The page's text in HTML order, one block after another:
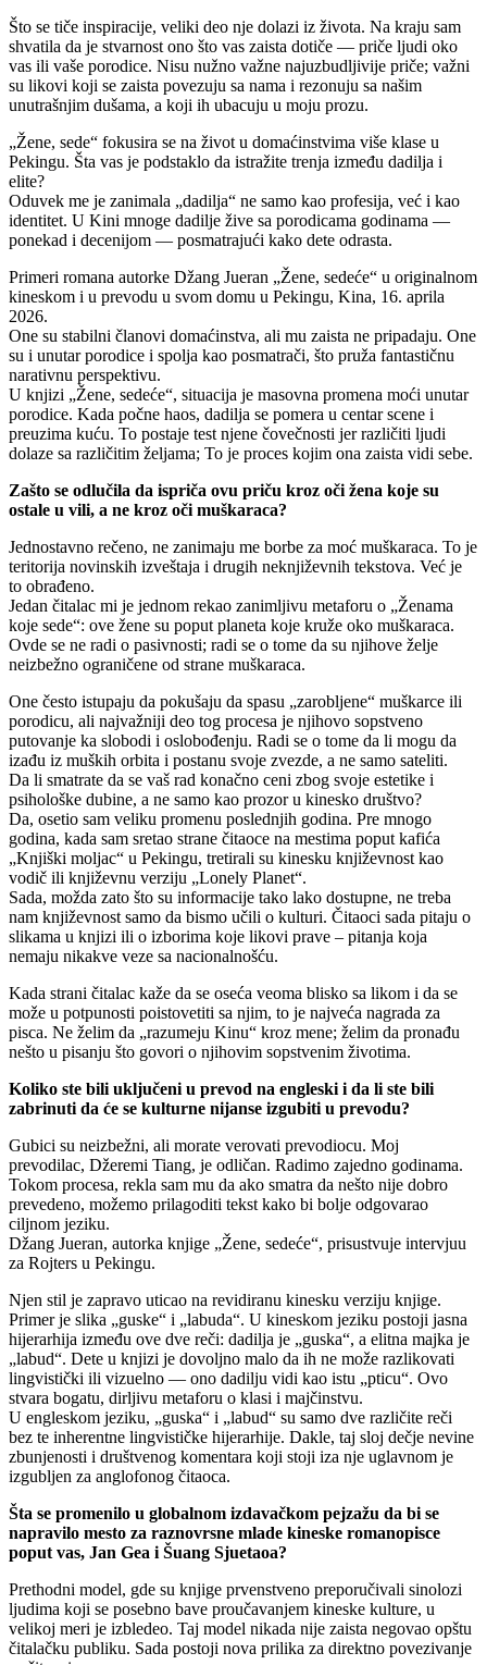
Što se tiče inspiracije, veliki deo nje dolazi iz života. Na kraju sam
shvatila da je stvarnost ono što vas zaista dotiče — priče ljudi oko
vas ili vaše porodice. Nisu nužno važne najuzbudljivije priče; važni
su likovi koji se zaista povezuju sa nama i rezonuju sa našim
unutrašnjim dušama, a koji ih ubacuju u moju prozu.
„Žene, sede“ fokusira se na život u domaćinstvima više klase u
Pekingu. Šta vas je podstaklo da istražite trenja između dadilja i
elite?
Oduvek me je zanimala „dadilja“ ne samo kao profesija, već i kao
identitet. U Kini mnoge dadilje žive sa porodicama godinama —
ponekad i decenijom — posmatrajući kako dete odrasta.
Primeri romana autorke Džang Jueran „Žene, sedeće“ u originalnom
kineskom i u prevodu u svom domu u Pekingu, Kina, 16. aprila
2026.
One su stabilni članovi domaćinstva, ali mu zaista ne pripadaju. One
su i unutar porodice i spolja kao posmatrači, što pruža fantastičnu
narativnu perspektivu.
U knjizi „Žene, sedeće“, situacija je masovna promena moći unutar
porodice. Kada počne haos, dadilja se pomera u centar scene i
preuzima kuću. To postaje test njene čovečnosti jer različiti ljudi
dolaze sa različitim željama; To je proces kojim ona zaista vidi sebe.
Zašto se odlučila da ispriča ovu priču kroz oči žena koje su
ostale u vili, a ne kroz oči muškaraca?
Jednostavno rečeno, ne zanimaju me borbe za moć muškaraca. To je
teritorija novinskih izveštaja i drugih neknjiževnih tekstova. Već je
to obrađeno.
Jedan čitalac mi je jednom rekao zanimljivu metaforu o „Ženama
koje sede“: ove žene su poput planeta koje kruže oko muškaraca.
Ovde se ne radi o pasivnosti; radi se o tome da su njihove želje
neizbežno ograničene od strane muškaraca.
One često istupaju da pokušaju da spasu „zarobljene“ muškarce ili
porodicu, ali najvažniji deo tog procesa je njihovo sopstveno
putovanje ka slobodi i oslobođenju. Radi se o tome da li mogu da
izađu iz muških orbita i postanu svoje zvezde, a ne samo sateliti.
Da li smatrate da se vaš rad konačno ceni zbog svoje estetike i
psihološke dubine, a ne samo kao prozor u kinesko društvo?
Da, osetio sam veliku promenu poslednjih godina. Pre mnogo
godina, kada sam sretao strane čitaoce na mestima poput kafića
„Knjiški moljac“ u Pekingu, tretirali su kinesku književnost kao
vodič ili književnu verziju „Lonely Planet“.
Sada, možda zato što su informacije tako lako dostupne, ne treba
nam književnost samo da bismo učili o kulturi. Čitaoci sada pitaju o
slikama u knjizi ili o izborima koje likovi prave – pitanja koja
nemaju nikakve veze sa nacionalnošću.
Kada strani čitalac kaže da se oseća veoma blisko sa likom i da se
može u potpunosti poistovetiti sa njim, to je najveća nagrada za
pisca. Ne želim da „razumeju Kinu“ kroz mene; želim da pronađu
nešto u pisanju što govori o njihovim sopstvenim životima.
Koliko ste bili uključeni u prevod na engleski i da li ste bili
zabrinuti da će se kulturne nijanse izgubiti u prevodu?
Gubici su neizbežni, ali morate verovati prevodiocu. Moj
prevodilac, Džeremi Tiang, je odličan. Radimo zajedno godinama.
Tokom procesa, rekla sam mu da ako smatra da nešto nije dobro
prevedeno, možemo prilagoditi tekst kako bi bolje odgovarao
ciljnom jeziku.
Džang Jueran, autorka knjige „Žene, sedeće“, prisustvuje intervjuu
za Rojters u Pekingu.
Njen stil je zapravo uticao na revidiranu kinesku verziju knjige.
Primer je slika „guske“ i „labuda“. U kineskom jeziku postoji jasna
hijerarhija između ove dve reči: dadilja je „guska“, a elitna majka je
„labud“. Dete u knjizi je dovoljno malo da ih ne može razlikovati
lingvistički ili vizuelno — ono dadilju vidi kao istu „pticu“. Ovo
stvara bogatu, dirljivu metaforu o klasi i majčinstvu.
U engleskom jeziku, „guska“ i „labud“ su samo dve različite reči
bez te inherentne lingvističke hijerarhije. Dakle, taj sloj dečje nevine
zbunjenosti i društvenog komentara koji stoji iza nje uglavnom je
izgubljen za anglofonog čitaoca.
Šta se promenilo u globalnom izdavačkom pejzažu da bi se
napravilo mesto za raznovrsne mlade kineske romanopisce
poput vas, Jan Gea i Šuang Sjuetaoa?
Prethodni model, gde su knjige prvenstveno preporučivali sinolozi
ljudima koji se posebno bave proučavanjem kineske kulture, u
velikoj meri je izbledeo. Taj model nikada nije zaista negovao opštu
čitalačku publiku. Sada postoji nova prilika za direktno povezivanje